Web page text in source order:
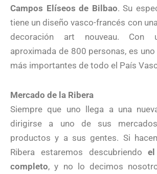
Campos Elíseos de Bilbao. Su
tiene un diseño vasco-francés con
decoración art nouveau. Con
aproximada de 800 personas, es
más importantes de todo el País
Mercado de la Ribera
Siempre que uno llega a una
dirigirse a uno de sus
productos y a sus gentes. Si
Ribera estaremos descubriendo
completo, y no lo decimos